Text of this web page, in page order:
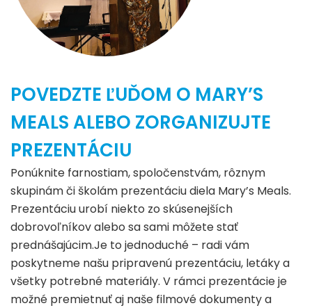
POVEDZTE ĽUĎOM O MARY’S
MEALS ALEBO ZORGANIZUJTE
PREZENTÁCIU
Ponúknite farnostiam, spoločenstvám, rôznym
skupinám či školám prezentáciu diela Mary’s Meals.
Prezentáciu urobí niekto zo skúsenejších
dobrovoľníkov alebo sa sami môžete stať
prednášajúcim.Je to jednoduché – radi vám
poskytneme našu pripravenú prezentáciu, letáky a
všetky potrebné materiály. V rámci prezentácie je
možné premietnuť aj naše filmové dokumenty a